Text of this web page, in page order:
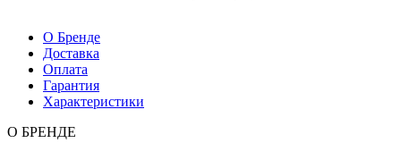
О Бренде
Доставка
Оплата
Гарантия
Характеристики
О БРЕНДЕ